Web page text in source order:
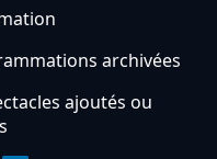
archivées
ajoutés ou